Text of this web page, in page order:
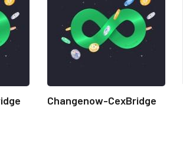
Changenow-CexBridge